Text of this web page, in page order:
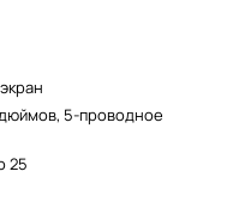
5-проводное
25